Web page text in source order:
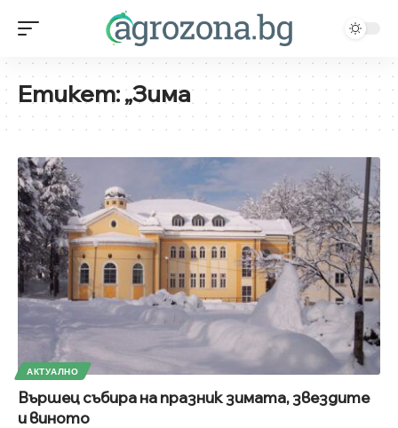
Етикет:„Зима
АКТУАЛНО
Вършец събира на празник зимата, звездите
и виното